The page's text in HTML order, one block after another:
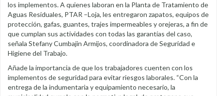
los implementos. A quienes laboran en la Planta de Tratamiento de
Aguas Residuales, PTAR –Loja, les entregaron zapatos, equipos de
protección, gafas, guantes, trajes impermeables y orejeras, a fin de
que cumplan sus actividades con todas las garantías del caso,
señala Stefany Cumbajin Armijos, coordinadora de Seguridad e
Higiene del Trabajo.
Añade la importancia de que los trabajadores cuenten con los
implementos de seguridad para evitar riesgos laborales. “Con la
entrega de la indumentaria y equipamiento necesario, la